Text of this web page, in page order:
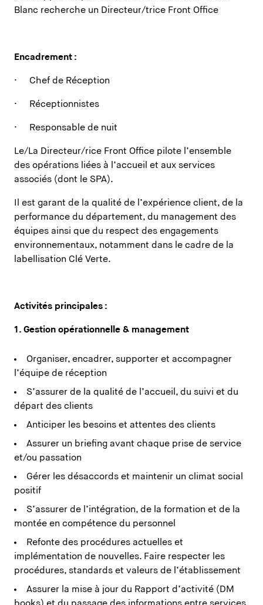
Blanc recherche un Directeur/trice Front Office
Encadrement :
· Chef de Réception
· Réceptionnistes
· Responsable de nuit
Le/La Directeur/rice Front Office pilote l’ensemble
des opérations liées à l’accueil et aux services
associés (dont le SPA).
Il est garant de la qualité de l’expérience client, de la
performance du département, du management des
équipes ainsi que du respect des engagements
environnementaux, notamment dans le cadre de la
labellisation Clé Verte.
Activités principales :
1. Gestion opérationnelle & management
Organiser, encadrer, supporter et accompagner
l’équipe de réception
S’assurer de la qualité de l’accueil, du suivi et du
départ des clients
Anticiper les besoins et attentes des clients
Assurer un briefing avant chaque prise de service
et/ou passation
Gérer les désaccords et maintenir un climat social
positif
S’assurer de l’intégration, de la formation et de la
montée en compétence du personnel
Refonte des procédures actuelles et
implémentation de nouvelles. Faire respecter les
procédures, standards et valeurs de l’établissement
Assurer la mise à jour du Rapport d’activité (DM